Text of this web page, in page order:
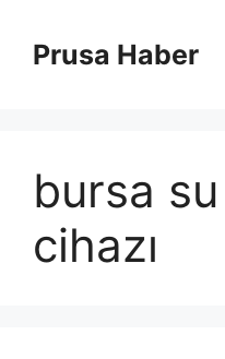
Prusa Haber
bursa
cihazı